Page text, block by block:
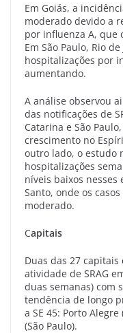
Em Goiás, a
moderado devido a
por influenza A, que
Em São Paulo, Rio
hospitalizações por
aumentando.
A análise observou
das notificações de
Catarina e São
crescimento no
outro lado, o estudo
hospitalizações
níveis baixos nesses
Santo, onde os
moderado.
Capitais
Duas das 27
atividade de SRAG
duas semanas) com
tendência de longo
a SE 45: Porto
(São Paulo).